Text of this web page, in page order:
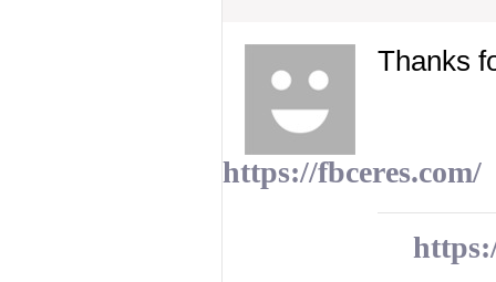
https://fbceres.com/
Thanks